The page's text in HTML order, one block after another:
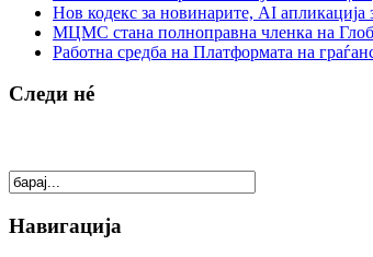
Нов кодекс за новинарите, AI
МЦМС стана полноправна членка на
Работна средба на Платформата на
Следи нé
Навигација